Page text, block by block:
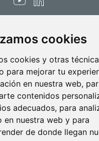
cookies
cookies y otras
para mejorar tu
en nuestra web,
contenidos
adecuados, para
en nuestra web y para
de donde llegan
Pulverización
Biotecnología
Industrial
Antigua, 4
Antzuola (Gipuzkoa)